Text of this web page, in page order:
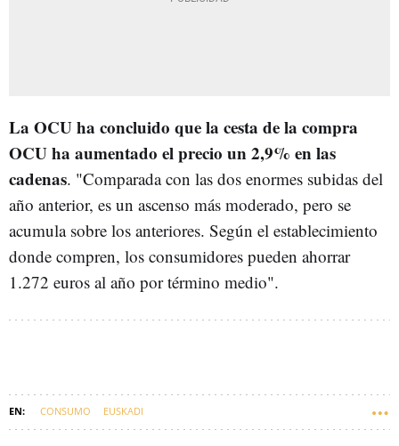
La OCU ha concluido que la cesta de la compra
OCU ha aumentado el precio un 2,9% en las
cadenas. "Comparada con las dos enormes subidas del
año anterior, es un ascenso más moderado, pero se
acumula sobre los anteriores. Según el establecimiento
donde compren, los consumidores pueden ahorrar
1.272 euros al año por término medio".
CONSUMO EUSKADI